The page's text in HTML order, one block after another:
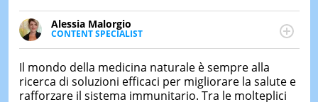
IERI
Alessia Malorgio
CONTENT SPECIALIST
Ha conseguito un Master in Marketing Management
e Google Digital Training su Marketing digitale. Si
occupa della creazione di contenuti in ottica SEO e
dello sviluppo di strategie marketing attraverso
Il mondo della medicina naturale è sempre alla
ricerca di soluzioni efficaci per migliorare la salute e
rafforzare il sistema immunitario. Tra le molteplici